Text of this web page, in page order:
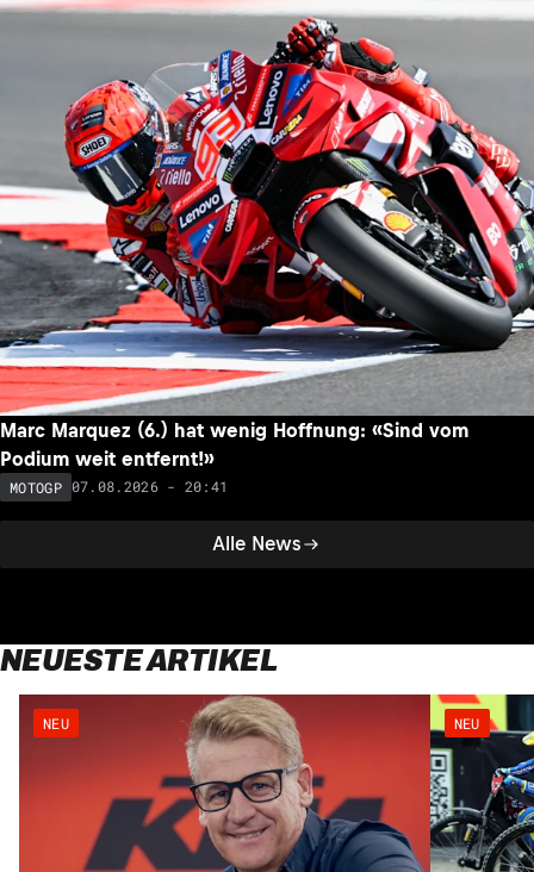
Alle News
Marc Marquez (6.) hat wenig Hoffnung: «Sind vom
Podium weit entfernt!»
MOTOGP 07.08.2026 - 20:41
NEUESTE ARTIKEL
NEU NEU